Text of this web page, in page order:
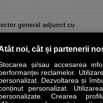
general adjunct cu
ANALIZE HI-TECH
noi, cât și partenerii
și/sau accesarea
reclamelor.
Dezvoltarea și
personalizat.
Crearea